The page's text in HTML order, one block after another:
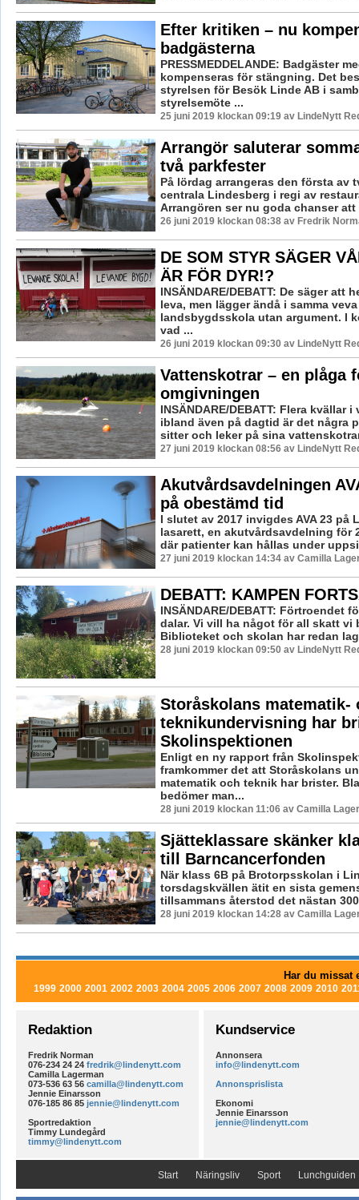
Efter kritiken – nu
badgästerna
PRESSMEDDELANDE: Badgäster
kompenseras för stängning. Det
styrelsen för Besök Linde AB i
styrelsemöte ...
25 juni 2019 klockan 09:19 av LindeNytt
Arrangör saluterar
två parkfester
På lördag arrangeras den första av
centrala Lindesberg i regi av
Arrangören ser nu goda chanser att
26 juni 2019 klockan 08:38 av Fredrik
DE SOM STYR SÄGER
ÄR FÖR DYR!?
INSÄNDARE/DEBATT: De säger att
leva, men lägger ändå i samma
landsbygdsskola utan argument. I
vad ...
26 juni 2019 klockan 09:30 av LindeNytt
Vattenskotrar – en plåga
omgivningen
INSÄNDARE/DEBATT: Flera kvällar
ibland även på dagtid är det några
sitter och leker på sina
27 juni 2019 klockan 08:56 av LindeNytt
Akutvårdsavdelningen
på obestämd tid
I slutet av 2017 invigdes AVA 23 på
lasarett, en akutvårdsavdelning för
där patienter kan hållas under
27 juni 2019 klockan 14:34 av Camilla
DEBATT: KAMPEN
INSÄNDARE/DEBATT: Förtroendet
dalar. Vi vill ha något för all skatt vi
Biblioteket och skolan har redan
28 juni 2019 klockan 09:50 av LindeNytt
Storåskolans matematik-
teknikundervisning har
Skolinspektionen
Enligt en ny rapport från
framkommer det att Storåskolans
matematik och teknik har brister.
bedömer man...
28 juni 2019 klockan 11:06 av Camilla
Sjätteklassare skänker
till Barncancerfonden
När klass 6B på Brotorpsskolan i
torsdagskvällen ätit en sista
tillsammans återstod det nästan
28 juni 2019 klockan 14:28 av Camilla
Har du missat
1999 2000 2001 2002 2003 2004 2005 2006 2007 2008 2009 2010
Redaktion
Fredrik Norman
076-234 24 24 fredrik@lindenytt.com
Camilla Lagerman
073-536 63 56 camilla@lindenytt.com
Jennie Einarsson
076-185 86 85 jennie@lindenytt.com
Sportredaktion
Timmy Lundegård
timmy@lindenytt.com
Kundservice
Annonsera
info@lindenytt.com
Annonsprislista
Ekonomi
Jennie Einarsson
jennie@lindenytt.com
Start Näringsliv Sport Lunchguiden